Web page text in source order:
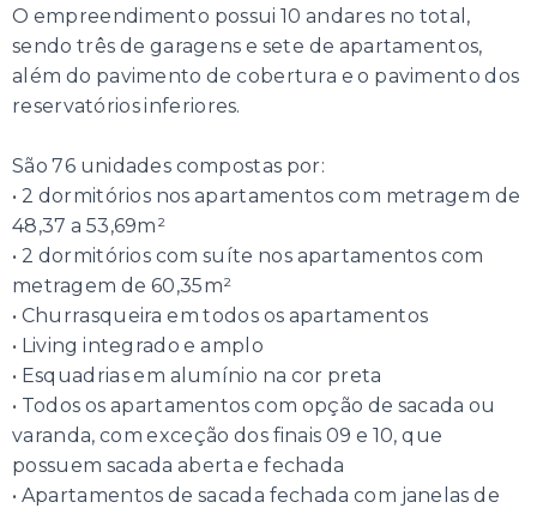
O empreendimento possui 10 andares no total,
sendo três de garagens e sete de apartamentos,
além do pavimento de cobertura e o pavimento dos
reservatórios inferiores.
São 76 unidades compostas por:
• 2 dormitórios nos apartamentos com metragem de
48,37 a 53,69m²
• 2 dormitórios com suíte nos apartamentos com
metragem de 60,35m²
• Churrasqueira em todos os apartamentos
• Living integrado e amplo
• Esquadrias em alumínio na cor preta
• Todos os apartamentos com opção de sacada ou
varanda, com exceção dos finais 09 e 10, que
possuem sacada aberta e fechada
• Apartamentos de sacada fechada com janelas de